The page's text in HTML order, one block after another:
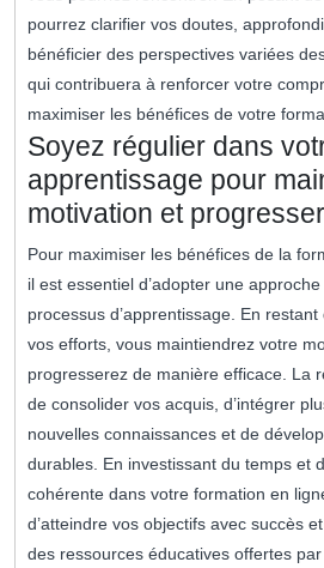
pourrez clarifier vos doutes,
bénéficier des perspectives variées
qui contribuera à renforcer votre
maximiser les bénéfices de votre
Soyez régulier dans
apprentissage pour
motivation et
Pour maximiser les bénéfices de la
il est essentiel d’adopter une
processus d’apprentissage. En
vos efforts, vous maintiendrez votre
progresserez de manière efficace. La
de consolider vos acquis, d’intégrer
nouvelles connaissances et de
durables. En investissant du temps et
cohérente dans votre formation en
d’atteindre vos objectifs avec succès
des ressources éducatives offertes par